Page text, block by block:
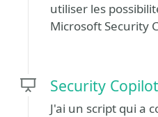
utiliser les
Microsoft Security
Security
J'ai un script qui a